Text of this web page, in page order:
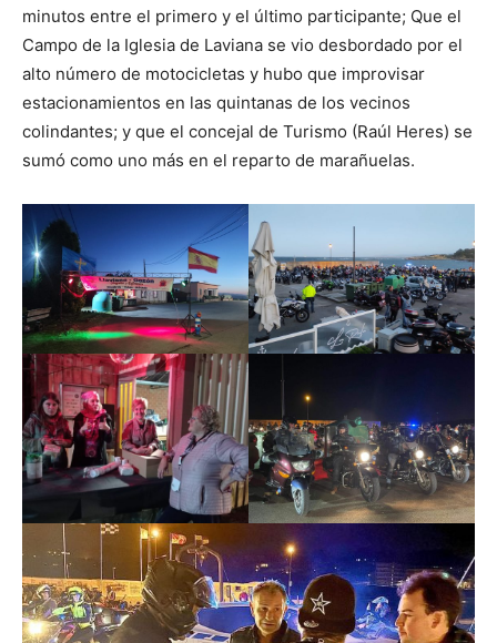
minutos entre el primero y el último participante; Que el
Campo de la Iglesia de Laviana se vio desbordado por el
alto número de motocicletas y hubo que improvisar
estacionamientos en las quintanas de los vecinos
colindantes; y que el concejal de Turismo (Raúl Heres) se
sumó como uno más en el reparto de marañuelas.